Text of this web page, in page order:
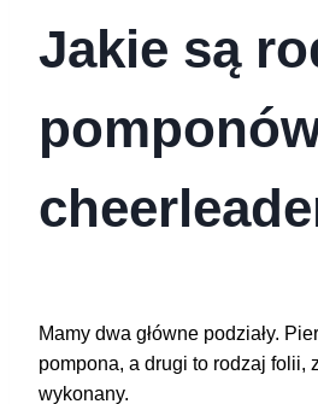
Jakie są
Mamy dwa główne podziały.
pompona, a drugi to rodzaj folii,
wykonany.